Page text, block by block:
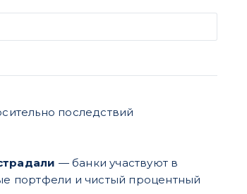
последствий
— банки участвуют в
портфели и чистый процентный